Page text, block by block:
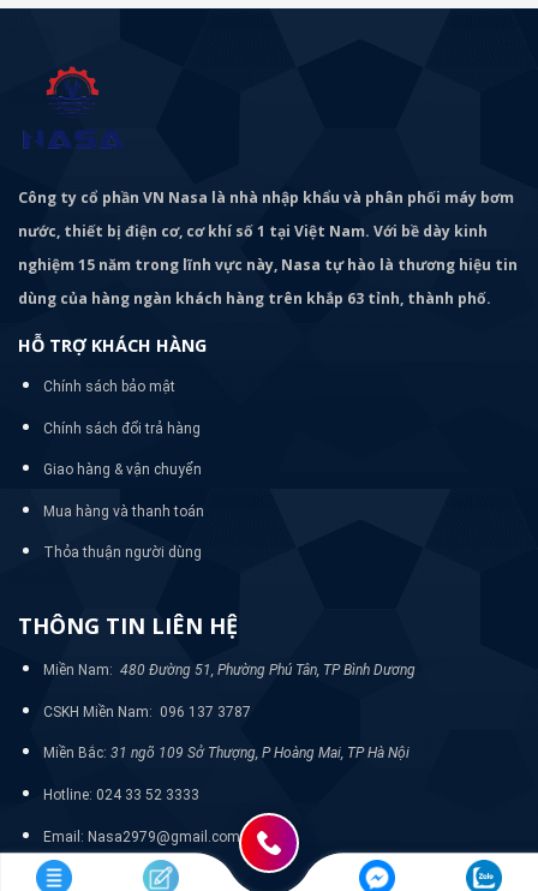
Công ty cổ phần VN Nasa là nhà nhập khẩu và phân phối máy bơm
nước, thiết bị điện cơ, cơ khí số 1 tại Việt Nam. Với bề dày kinh
nghiệm 15 năm trong lĩnh vực này, Nasa tự hào là thương hiệu tin
dùng của hàng ngàn khách hàng trên khắp 63 tỉnh, thành phố.
HỖ TRỢ KHÁCH HÀNG
Chính sách bảo mật
Chính sách đổi trả hàng
Giao hàng & vận chuyển
Mua hàng và thanh toán
Thỏa thuận người dùng
THÔNG TIN LIÊN HỆ
Miền Nam: 480 Đường 51, Phường Phú Tân, TP Bình Dương
CSKH Miền Nam: 096 137 3787
Miền Bắc: 31 ngõ 109 Sở Thượng, P Hoàng Mai, TP Hà Nội
Hotline: 024 33 52 3333
Email: Nasa2979@gmail.com